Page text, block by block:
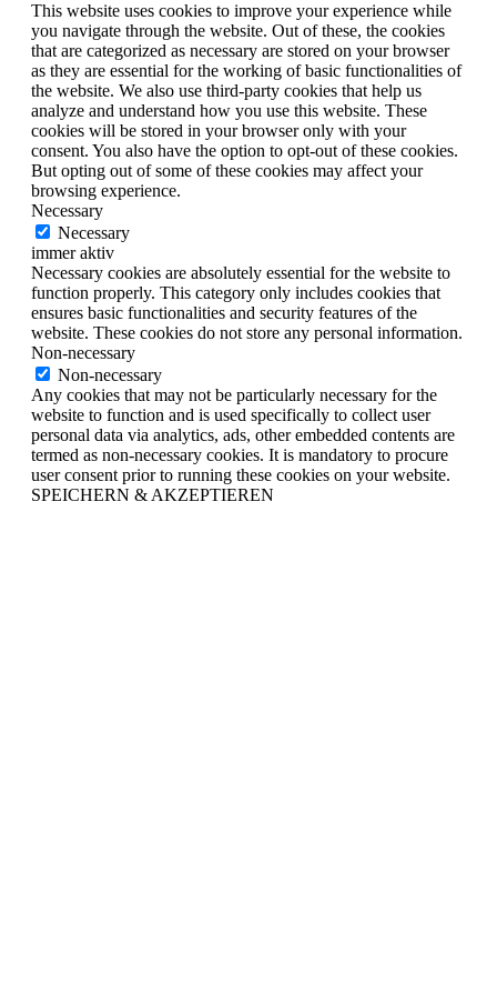
This website uses cookies to improve your experience while
you navigate through the website. Out of these, the cookies
that are categorized as necessary are stored on your browser
as they are essential for the working of basic functionalities of
the website. We also use third-party cookies that help us
analyze and understand how you use this website. These
cookies will be stored in your browser only with your
consent. You also have the option to opt-out of these cookies.
But opting out of some of these cookies may affect your
browsing experience.
Necessary
Necessary
immer aktiv
Necessary cookies are absolutely essential for the website to
function properly. This category only includes cookies that
ensures basic functionalities and security features of the
website. These cookies do not store any personal information.
Non-necessary
Non-necessary
Any cookies that may not be particularly necessary for the
website to function and is used specifically to collect user
personal data via analytics, ads, other embedded contents are
termed as non-necessary cookies. It is mandatory to procure
user consent prior to running these cookies on your website.
SPEICHERN & AKZEPTIEREN